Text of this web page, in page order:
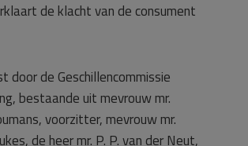
de klacht van de consument
door de Geschillencommissie
bestaande uit mevrouw mr.
voorzitter, mevrouw mr.
de heer mr. P. P. van der Neut,